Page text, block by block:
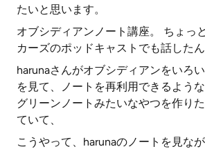
たいと思います。
オブシディアンノート講座。 ちょっ
カーズのポッドキャストでも話したん
harunaさんがオブシディアンをいろ
を見て、ノートを再利用できるよう
グリーンノートみたいなやつを作り
ていて、
こうやって、harunaのノートを見な